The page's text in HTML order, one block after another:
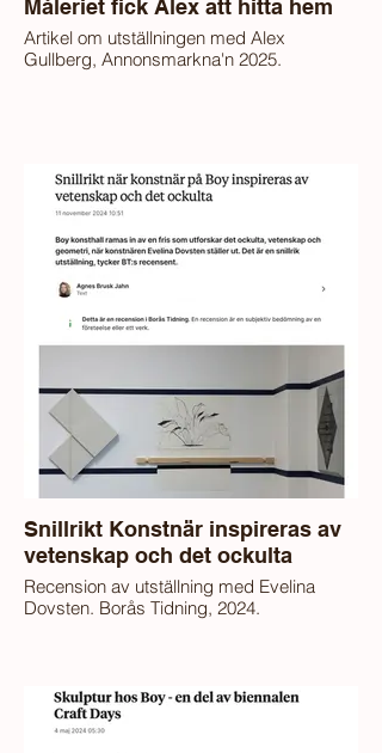
Måleriet fick Alex att hitta hem
Artikel om utställningen med Alex
Gullberg, Annonsmarkna'n 2025.
Snillrikt Konstnär inspireras av
vetenskap och det ockulta
Recension av utställning med Evelina
Dovsten. Borås Tidning, 2024.